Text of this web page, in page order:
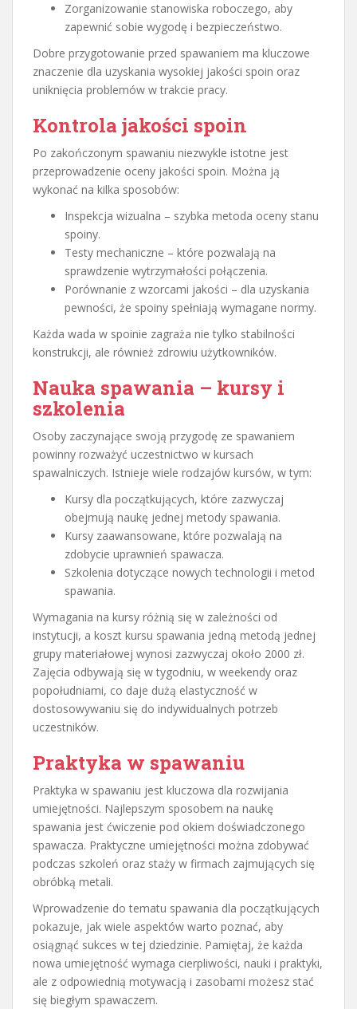
Zorganizowanie stanowiska roboczego, aby
zapewnić sobie wygodę i bezpieczeństwo.
Dobre przygotowanie przed spawaniem ma kluczowe
znaczenie dla uzyskania wysokiej jakości spoin oraz
uniknięcia problemów w trakcie pracy.
Kontrola jakości spoin
Po zakończonym spawaniu niezwykle istotne jest
przeprowadzenie oceny jakości spoin. Można ją
wykonać na kilka sposobów:
Inspekcja wizualna – szybka metoda oceny stanu
spoiny.
Testy mechaniczne – które pozwalają na
sprawdzenie wytrzymałości połączenia.
Porównanie z wzorcami jakości – dla uzyskania
pewności, że spoiny spełniają wymagane normy.
Każda wada w spoinie zagraża nie tylko stabilności
konstrukcji, ale również zdrowiu użytkowników.
Nauka spawania – kursy i
szkolenia
Osoby zaczynające swoją przygodę ze spawaniem
powinny rozważyć uczestnictwo w kursach
spawalniczych. Istnieje wiele rodzajów kursów, w tym:
Kursy dla początkujących, które zazwyczaj
obejmują naukę jednej metody spawania.
Kursy zaawansowane, które pozwalają na
zdobycie uprawnień spawacza.
Szkolenia dotyczące nowych technologii i metod
spawania.
Wymagania na kursy różnią się w zależności od
instytucji, a koszt kursu spawania jedną metodą jednej
grupy materiałowej wynosi zazwyczaj około 2000 zł.
Zajęcia odbywają się w tygodniu, w weekendy oraz
popołudniami, co daje dużą elastyczność w
dostosowywaniu się do indywidualnych potrzeb
uczestników.
Praktyka w spawaniu
Praktyka w spawaniu jest kluczowa dla rozwijania
umiejętności. Najlepszym sposobem na naukę
spawania jest ćwiczenie pod okiem doświadczonego
spawacza. Praktyczne umiejętności można zdobywać
podczas szkoleń oraz staży w firmach zajmujących się
obróbką metali.
Wprowadzenie do tematu spawania dla początkujących
pokazuje, jak wiele aspektów warto poznać, aby
osiągnąć sukces w tej dziedzinie. Pamiętaj, że każda
nowa umiejętność wymaga cierpliwości, nauki i praktyki,
ale z odpowiednią motywacją i zasobami możesz stać
się biegłym spawaczem.